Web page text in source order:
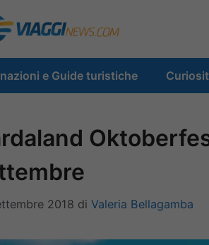
e Guide turistiche
2018 di Valeria Bellagamba